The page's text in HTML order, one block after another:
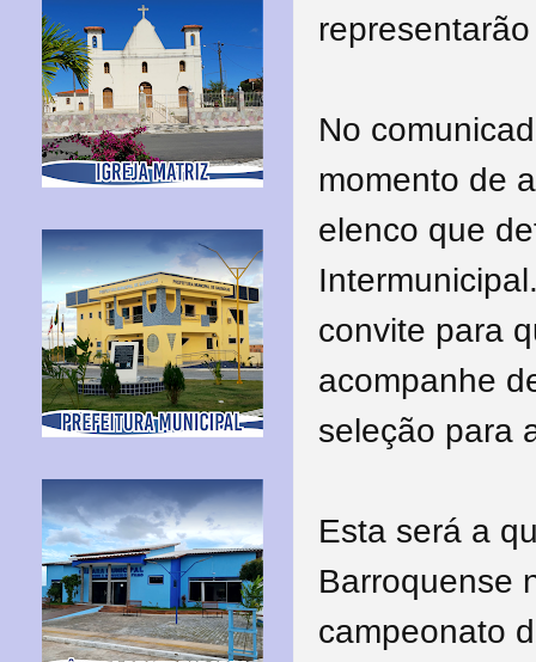
No
momento de
elenco que
convite para
acompanhe
seleção para
Esta será a
Barroquense
campeonato